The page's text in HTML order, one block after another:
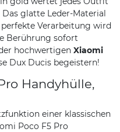
glatte Leder-Material
Verarbeitung wird
Berührung sofort
hochwertigen Xiaomi
Dux Ducis begeistern!
Handyhülle,
einer klassischen
Poco F5 Pro